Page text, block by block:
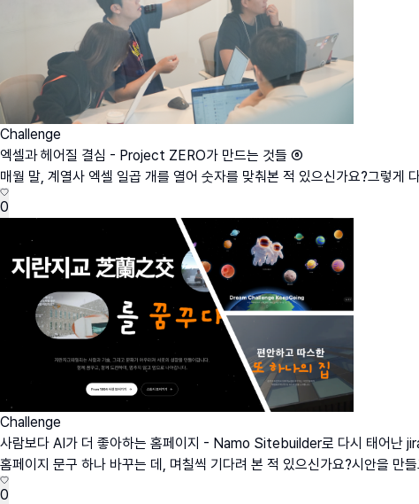
Challenge
엑셀과 헤어질 결심 - Project ZERO가 만드는 것들 ⑥
매월 말, 계열사 엑셀 일곱 개를 열어 숫자를 맞춰본 적 있으신가요?그렇게
0
Challenge
사람보다 AI가 더 좋아하는 홈페이지 - Namo Sitebuilder로 다시 태어난
홈페이지 문구 하나 바꾸는 데, 며칠씩 기다려 본 적 있으신가요?시안을 만
0